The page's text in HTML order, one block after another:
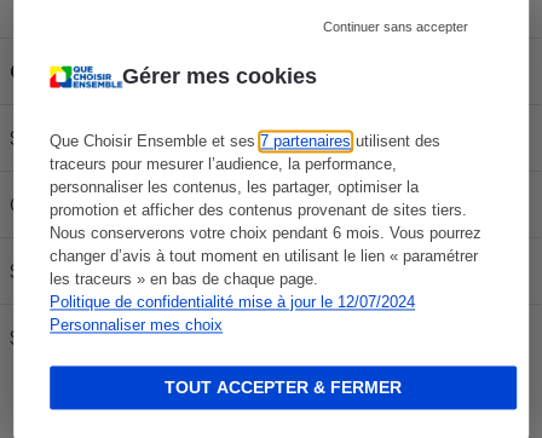
Gérer mes cookies
Que Choisir Ensemble et ses7 partenaires utilisent des
traceurs pour mesurer l’audience, la performance,
personnaliser les contenus, les partager, optimiser la
promotion et afficher des contenus provenant de sites tiers.
Nous conserverons votre choix pendant 6 mois. Vous pourrez
changer d’avis à tout moment en utilisant le lien « paramétrer
les traceurs » en bas de chaque page.
Politique de confidentialité mise à jour le 12/07/2024
Personnaliser mes choix
Continuer sans accepter
TOUT ACCEPTER & FERMER
Carburant 30L 50L
SP 95-E10 58,47 € 97,45 € 136,43 €
Gazole 63,21 € 105,35 € 147,49 €
SP95 59,37 € 98,95 €
SP 98 60,30 €